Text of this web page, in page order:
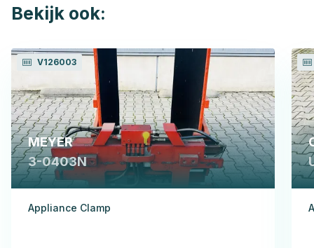
Bekijk ook:
V126003
MEYER
3-0403N
Appliance Clamp